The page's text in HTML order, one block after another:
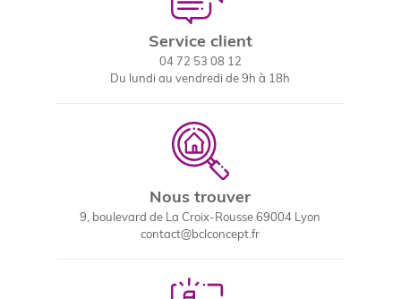
Service client
04 72 53 08 12
Du lundi au vendredi de 9h à 18h
Nous trouver
9, boulevard de La Croix-Rousse 69004 Lyon
contact@bclconcept.fr